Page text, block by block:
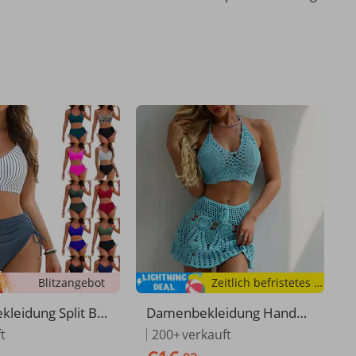
Blitzangebot
Split Ba
Bikini-
Taille und Ko
Zeitlich befristetes Angebot
Damenbekleidung Handha
ken-Bikini-Brustwickel mit
sexy All-Match-Hohlfaltenr
200+verkauft